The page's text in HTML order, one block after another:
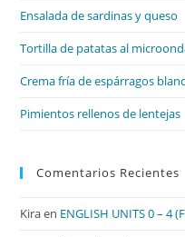
Ensalada de sardinas y queso
Tortilla de patatas al
Crema fría de espárragos
Pimientos rellenos de lentejas
Comentarios Recientes
Kiraen ENGLISH UNITS 0 – 4